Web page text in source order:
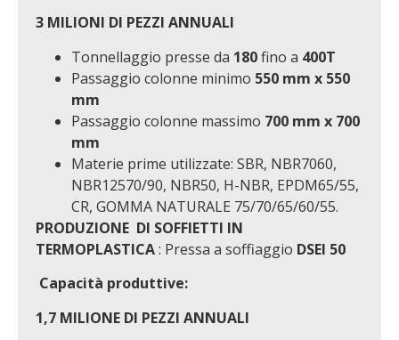
3 MILIONI DI PEZZI ANNUALI
Tonnellaggio presse da 180fino a 400T
Passaggio colonne minimo 550 mm x 550
mm
Passaggio colonne massimo 700 mm x 700
mm
Materie prime utilizzate: SBR, NBR7060,
NBR12570/90, NBR50, H-NBR, EPDM65/55,
CR, GOMMA NATURALE 75/70/65/60/55.
PRODUZIONE DI SOFFIETTI IN
TERMOPLASTICA: Pressa a soffiaggio DSEI 50
Capacità produttive:
1,7 MILIONE DI PEZZI ANNUALI